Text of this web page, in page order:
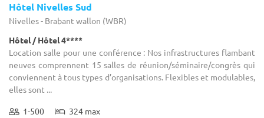
Hôtel Nivelles Sud
Nivelles - Brabant wallon (WBR)
Hôtel / Hôtel 4****
Location salle pour une conférence : Nos infrastructures flambant
neuves comprennent 15 salles de réunion/séminaire/congrès qui
conviennent à tous types d’organisations. Flexibles et modulables,
elles sont ...
1-500 324 max